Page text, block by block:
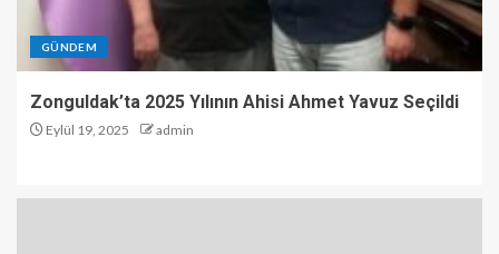
GÜNDEM
Zonguldak’ta 2025 Yılının Ahisi Ahmet Yavuz Seçildi
Eylül 19, 2025 admin